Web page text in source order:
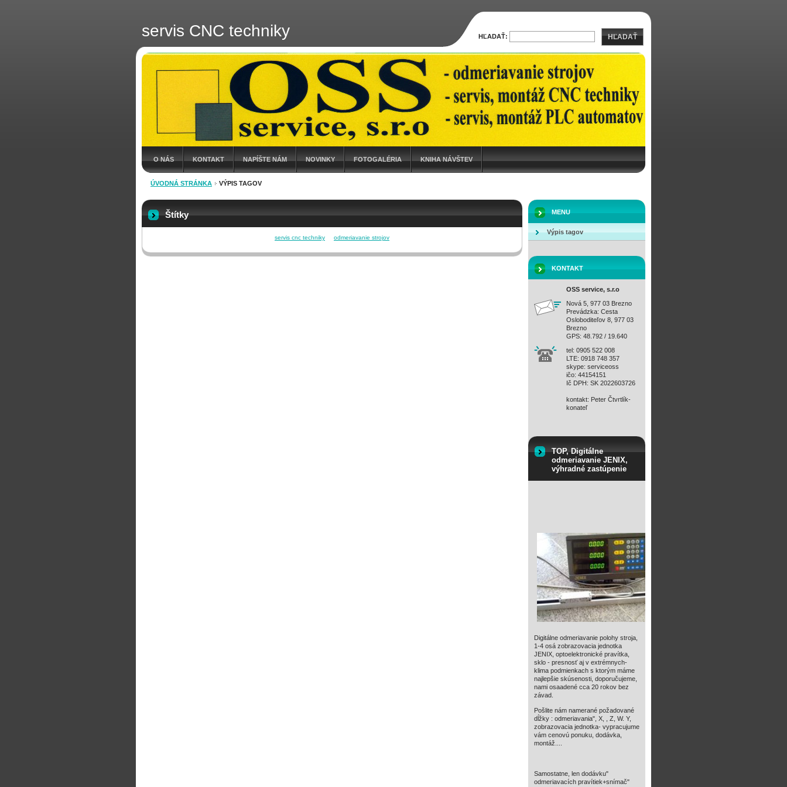
servis CNC techniky
O NÁS KONTAKT NAPÍŠTE NÁM NOVINKY FOTOGALÉRIA KNIHA NÁVŠTEV
ÚVODNÁ STRÁNKA VÝPIS TAGOV
Štítky
servis cnc techniky odmeriavanie strojov
MENU
Výpis tagov
KONTAKT
OSS service, s.r.o
Nová 5, 977 03 Brezno
Prevádzka: Cesta
Osloboditeľov 8, 977 03
Brezno
GPS: 48.792 / 19.640
tel: 0905 522 008
LTE: 0918 748 357
skype: serviceoss
ičo: 44154151
Ič DPH: SK 2022603726
kontakt: Peter Čtvrtlík-
konateľ
TOP, Digitálne
odmeriavanie JENIX,
výhradné zastúpenie
Digitálne odmeriavanie polohy stroja,
1-4 osá zobrazovacia jednotka
JENIX, optoelektronické pravítka,
sklo - presnosť aj v extrémnych-
klima podmienkach s ktorým máme
najlepšie skúsenosti, doporučujeme,
nami osaadené cca 20 rokov bez
závad.
Pošlite nám namerané požadované
dĺžky : odmeriavania", X, , Z, W. Y,
zobrazovacia jednotka- vypracujume
vám cenovú ponuku, dodávka,
montáž....
Samostatne, len dodávku"
odmeriavacích pravítiek+snímač"
HĽADAŤ: HĽADAŤ